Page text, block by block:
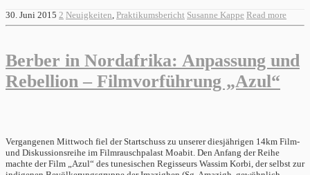
30. Juni 2015 2 Neuigkeiten Praktikumsbericht Susanne Kappe Read more
Berber in Nordafrika: Anpassung und
Rebellion – Filmvorführung „Azul“
Vergangenen Mittwoch fiel der Startschuss zu unserer diesjährigen 14km Film-
und Diskussionsreihe im Filmrauschpalast Moabit. Den Anfang der Reihe
machte der Film „Azul“ des tunesischen Regisseurs Wassim Korbi, der selbst zur